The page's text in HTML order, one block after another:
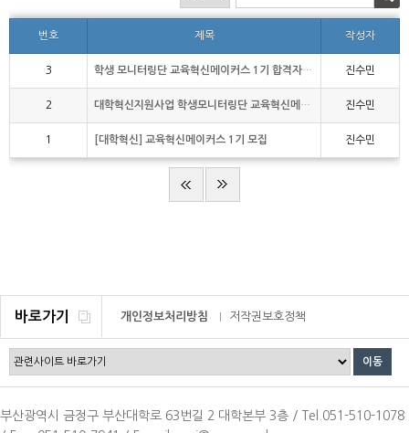
번호 제목 작성자
3 학생 모니터링단 교육혁신메이커스 1기 합격자 발표 진수민
2 대학혁신지원사업 학생모니터링단 교육혁신메이커스 진수민
1 [대학혁신] 교육혁신메이커스 1기 모집 진수민
바로가기 개인정보처리방침 저작권보호정책
부산광역시 금정구 부산대학로 63번길 2 대학본부 3층 / Tel.051-510-1078